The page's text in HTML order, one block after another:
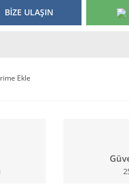
BİZE ULAŞIN